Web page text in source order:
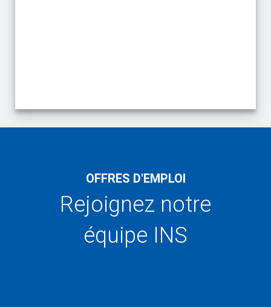
End of interactive chart.
OFFRES D'EMPLOI
Rejoignez notre
équipe INS